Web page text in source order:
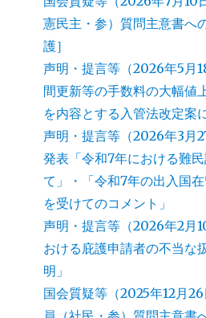
憲民主・参）質問主意書へ
護］
声明・提言等（2026年5月
間更新等の手数料の大幅値
を内容とする入管法改定案
声明・提言等（2026年3月
発表「令和7年における難
て」・「令和7年の出入国在
を受けてのコメント」
声明・提言等（2026年2月
おける庇護申請者の不当な
明」
国会質疑等（2025年12月